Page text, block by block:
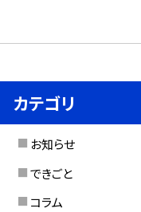
カテゴリ
お知らせ
できごと
コラム